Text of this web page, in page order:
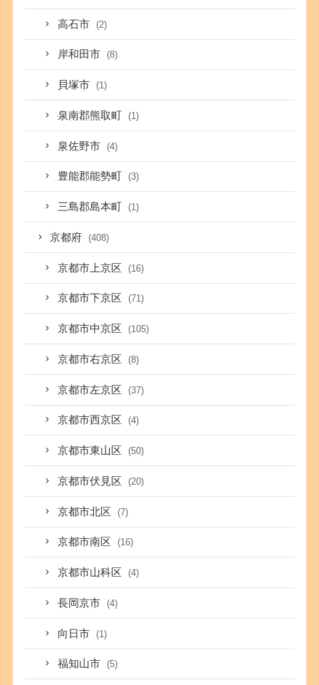
高石市 (2)
岸和田市 (8)
貝塚市 (1)
泉南郡熊取町 (1)
泉佐野市 (4)
豊能郡能勢町 (3)
三島郡島本町 (1)
京都府 (408)
京都市上京区 (16)
京都市下京区 (71)
京都市中京区 (105)
京都市右京区 (8)
京都市左京区 (37)
京都市西京区 (4)
京都市東山区 (50)
京都市伏見区 (20)
京都市北区 (7)
京都市南区 (16)
京都市山科区 (4)
長岡京市 (4)
向日市 (1)
福知山市 (5)